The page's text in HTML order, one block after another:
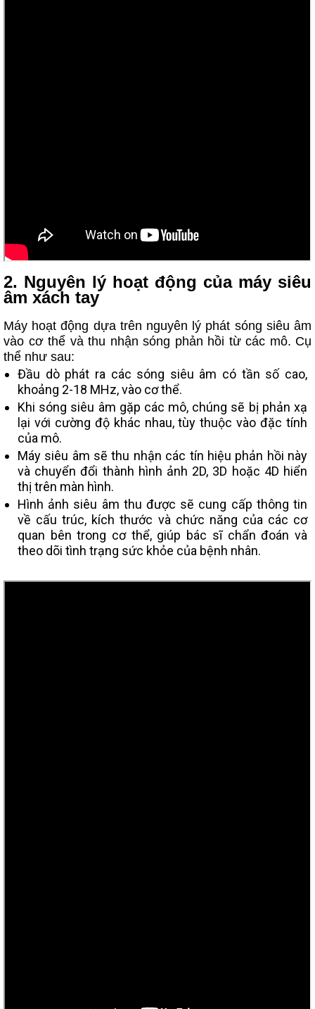
2. Nguyên lý hoạt động của máy siêu
âm xách tay
Máy hoạt động dựa trên nguyên lý phát sóng siêu âm
vào cơ thể và thu nhận sóng phản hồi từ các mô. Cụ
thể như sau:
Đầu dò phát ra các sóng siêu âm có tần số cao,
khoảng 2-18 MHz, vào cơ thể.
Khi sóng siêu âm gặp các mô, chúng sẽ bị phản xạ
lại với cường độ khác nhau, tùy thuộc vào đặc tính
của mô.
Máy siêu âm sẽ thu nhận các tín hiệu phản hồi này
và chuyển đổi thành hình ảnh 2D, 3D hoặc 4D hiển
thị trên màn hình.
Hình ảnh siêu âm thu được sẽ cung cấp thông tin
về cấu trúc, kích thước và chức năng của các cơ
quan bên trong cơ thể, giúp bác sĩ chẩn đoán và
theo dõi tình trạng sức khỏe của bệnh nhân.